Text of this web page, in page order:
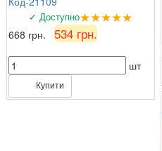
✓ Доступно★★★★★
668 грн. 534 грн.
шт
Купити